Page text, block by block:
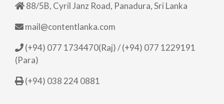
88/5B, Cyril Janz Road, Panadura, Sri Lanka
mail@contentlanka.com
(+94) 077 1734470(Raj) / (+94) 077 1229191
(Para)
(+94) 038 224 0881